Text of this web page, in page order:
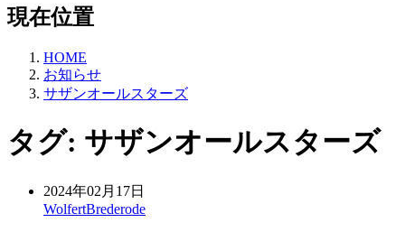
現在位置
HOME
お知らせ
サザンオールスターズ
タグ: サザンオールスターズ
2024年02月17日
WolfertBrederode